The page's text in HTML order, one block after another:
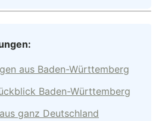
aus Baden-Württemberg
Baden-Württemberg
ganz Deutschland